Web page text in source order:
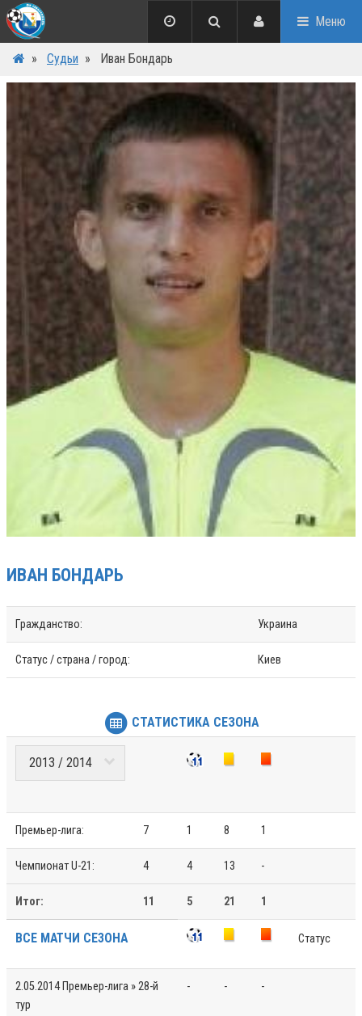
Меню
» Судьи » Иван Бондарь
ИВАН БОНДАРЬ
Гражданство: Украина
Статус / страна / город: Киев
СТАТИСТИКА СЕЗОНА
Премьер-лига: 7 1 8 1
Чемпионат U-21: 4 4 13 -
Итог: 11 5 21 1
ВСЕ МАТЧИ СЕЗОНА Статус
2.05.2014 Премьер-лига » 28-й
тур
- - -